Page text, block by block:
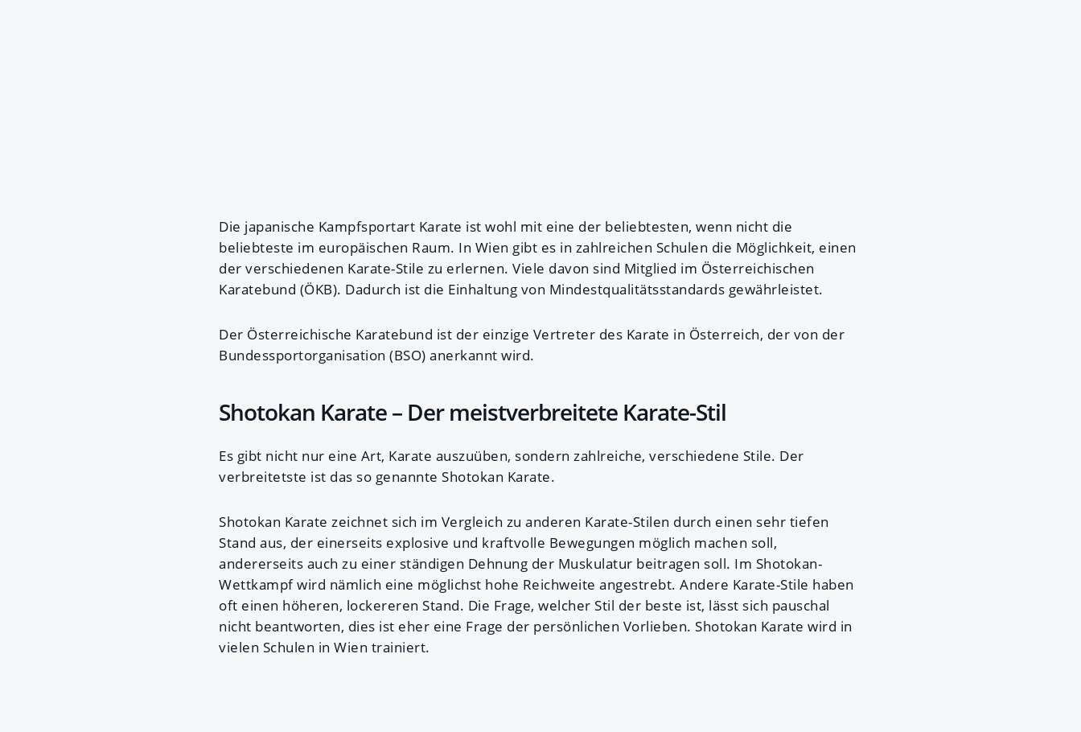
Die japanische Kampfsportart Karate ist wohl mit eine der beliebtesten, wenn nicht die
beliebteste im europäischen Raum. In Wien gibt es in zahlreichen Schulen die Möglichkeit, einen
der verschiedenen Karate-Stile zu erlernen. Viele davon sind Mitglied im Österreichischen
Karatebund (ÖKB). Dadurch ist die Einhaltung von Mindestqualitätsstandards gewährleistet.
Der Österreichische Karatebund ist der einzige Vertreter des Karate in Österreich, der von der
Bundessportorganisation (BSO) anerkannt wird.
Shotokan Karate – Der meistverbreitete Karate-Stil
Es gibt nicht nur eine Art, Karate auszuüben, sondern zahlreiche, verschiedene Stile. Der
verbreitetste ist das so genannte Shotokan Karate.
Shotokan Karate zeichnet sich im Vergleich zu anderen Karate-Stilen durch einen sehr tiefen
Stand aus, der einerseits explosive und kraftvolle Bewegungen möglich machen soll,
andererseits auch zu einer ständigen Dehnung der Muskulatur beitragen soll. Im Shotokan-
Wettkampf wird nämlich eine möglichst hohe Reichweite angestrebt. Andere Karate-Stile haben
oft einen höheren, lockereren Stand. Die Frage, welcher Stil der beste ist, lässt sich pauschal
nicht beantworten, dies ist eher eine Frage der persönlichen Vorlieben. Shotokan Karate wird in
vielen Schulen in Wien trainiert.